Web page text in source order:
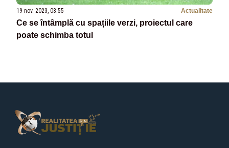
19 nov. 2023, 08:55 Actualitate
Ce se întâmplă cu spațiile verzi, proiectul care
poate schimba totul